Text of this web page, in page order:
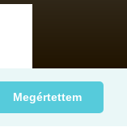
Megértettem